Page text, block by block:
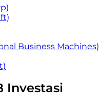
Business Machines)
Investasi